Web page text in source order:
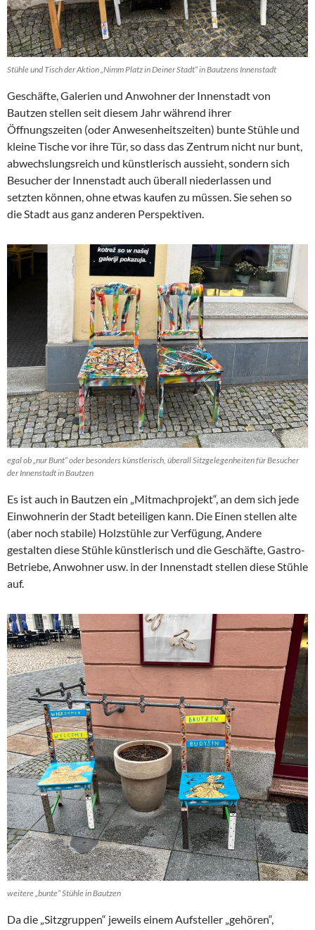
Stühle und Tisch der Aktion „Nimm Platz in Deiner Stadt“ in Bautzens Innenstadt
Geschäfte, Galerien und Anwohner der Innenstadt von
Bautzen stellen seit diesem Jahr während ihrer
Öffnungszeiten (oder Anwesenheitszeiten) bunte Stühle und
kleine Tische vor ihre Tür, so dass das Zentrum nicht nur bunt,
abwechslungsreich und künstlerisch aussieht, sondern sich
Besucher der Innenstadt auch überall niederlassen und
setzten können, ohne etwas kaufen zu müssen. Sie sehen so
die Stadt aus ganz anderen Perspektiven.
egal ob „nur Bunt“ oder besonders künstlerisch, überall Sitzgelegenheiten für Besucher
der Innenstadt in Bautzen
Es ist auch in Bautzen ein „Mitmachprojekt“, an dem sich jede
Einwohnerin der Stadt beteiligen kann. Die Einen stellen alte
(aber noch stabile) Holzstühle zur Verfügung, Andere
gestalten diese Stühle künstlerisch und die Geschäfte, Gastro-
Betriebe, Anwohner usw. in der Innenstadt stellen diese Stühle
auf.
weitere „bunte“ Stühle in Bautzen
Da die „Sitzgruppen“ jeweils einem Aufsteller „gehören“,